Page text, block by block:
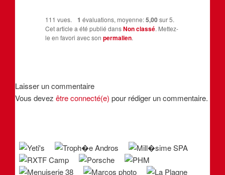
111 vues. 1 évaluations, moyenne:5,00sur 5.
Cet article a été publié dansNon classé. Mettez-
le en favori avec sonpermalien.
Laisser un commentaire
Vous devez être connecté(e) pour rédiger un commentaire.